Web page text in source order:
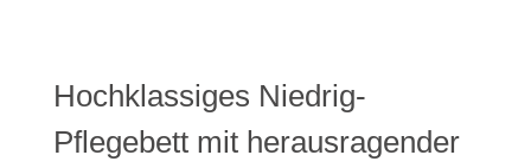
Hochklassiges Niedrig-
Pflegebett mit herausragender